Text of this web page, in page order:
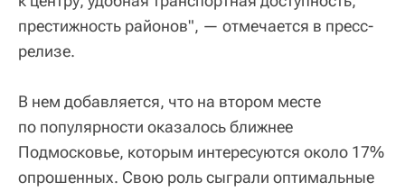
престижность районов", — отмечается в пресс-
релизе.
В нем добавляется, что на втором месте
по популярности оказалось ближнее
Подмосковье, которым интересуются около 17%
опрошенных. Свою роль сыграли оптимальные